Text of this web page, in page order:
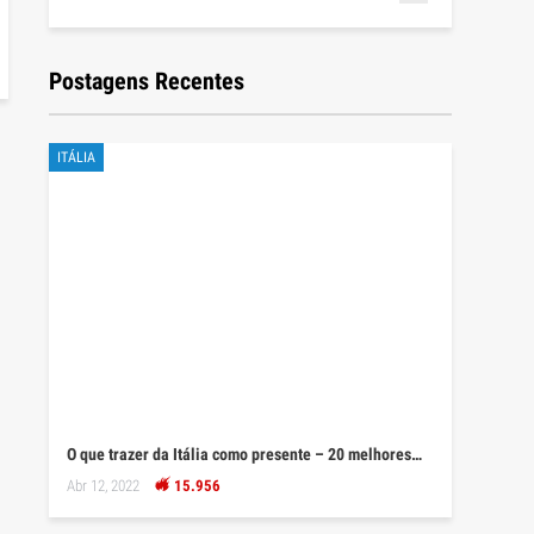
Postagens Recentes
ITÁLIA
O que trazer da Itália como presente – 20 melhores…
Abr 12, 2022 15.956